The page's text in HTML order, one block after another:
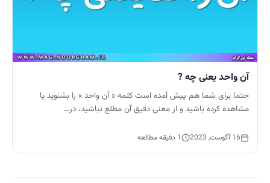
آن واحد یعنی چه ?
حتما برای شما هم پیش آمده است کلمه « آن واحد » را بشنوید یا
مشاهده کرده باشید و از معنی دقیق آن مطلع نباشید، در…
16 آگوست, 2023 1 دقیقه مطالعه